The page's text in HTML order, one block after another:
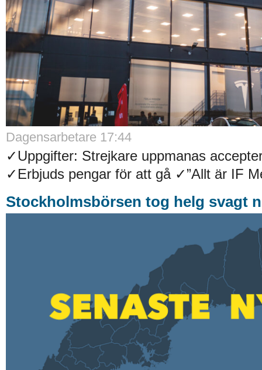
Dagensarbetare 17:44
✓Uppgifter: Strejkare uppmanas
✓Erbjuds pengar för att gå ✓”Allt är IF
Stockholmsbörsen tog helg svagt